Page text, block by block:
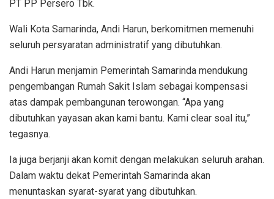
PT PP Persero Tbk.
Wali Kota Samarinda, Andi Harun, berkomitmen memenuhi
seluruh persyaratan administratif yang dibutuhkan.
Andi Harun menjamin Pemerintah Samarinda mendukung
pengembangan Rumah Sakit Islam sebagai kompensasi
atas dampak pembangunan terowongan. “Apa yang
dibutuhkan yayasan akan kami bantu. Kami clear soal itu,”
tegasnya.
Ia juga berjanji akan komit dengan melakukan seluruh arahan.
Dalam waktu dekat Pemerintah Samarinda akan
menuntaskan syarat-syarat yang dibutuhkan.